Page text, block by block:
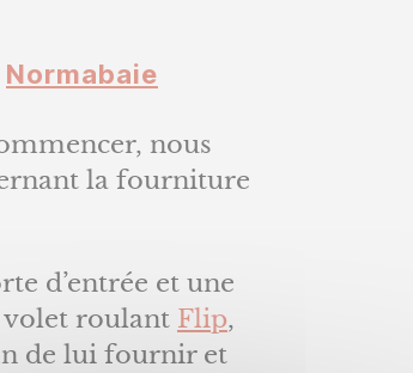
Normabaie
nous
la fourniture
d’entrée et une
volet roulant Flip,
de lui fournir et